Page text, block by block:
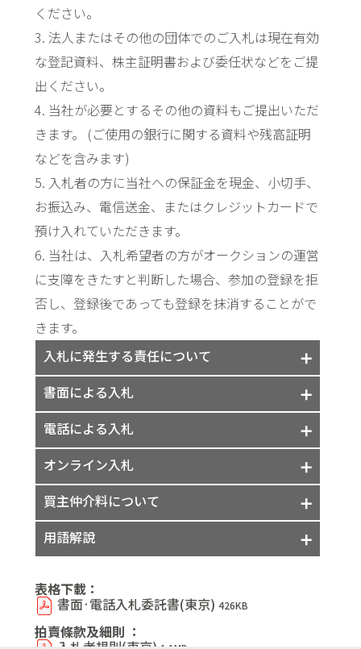
ください。
3. 法人またはその他の団体でのご入札は現在有効
な登記資料、株主証明書および委任状などをご提
出ください。
4. 当社が必要とするその他の資料もご提出いただ
きます。 (ご使用の銀行に関する資料や残高証明
などを含みます)
5. 入札者の方に当社への保証金を現金、小切手、
お振込み、電信送金、またはクレジットカードで
預け入れていただきます。
6. 当社は、入札希望者の方がオークションの運営
に支障をきたすと判断した場合、参加の登録を拒
否し、登録後であっても登録を抹消することがで
きます。
入札に発生する責任について
オークションにご参加の際には責任が
発生致します。以下の事項をご確認く
ださい。
1. 作品は現状有姿のままオークションに出
品されます。入札者は作品に関する当社の全
ての書面または口頭による説明に頼るので
はなく、事前に作品を観覧しその状態と説
2. 本規則に別途定めがある場合を除き、当
社が作品に行う全ての書面または口頭によ
書面による入札
当日ご来場いただけない方は「、書面入札
委託書」による不在入札も可能です。「書面
入札委託書」に必要事項をご記入のう え下
記宛にFAX又はご郵送ください。又、2022年
7月12日までに保証金（預託金）をお振込み
いただくほか、当社が確認できる銀行残高
12日までに当口座必着）【 保証金金額：
500萬円（金額は原則として500萬円としま
すが、競売品の予想落札額が高額である場
電話による入札
当日ご来場いただけない方は「、電話入札
委託書」による入札も可能です。「電話入札
委託書」に必要事項をご記入のうえ、下記
宛にFAX 又はご郵送ください。又、2022年7
月12日までに保証金（預託金）をお振込み
いただくほか、当社が確認できる銀行残高
証明をご提示ください。（注意：2022年7月
12日までに当口座必着）【 保証金金額：
オンライン入札
1. 入札者は、原則として、オークションの
ために直接会場に来場する必要があります。
ただし、来場できない場合には、オンライ
2. オンライン入札を通じて入札を希望する
入札者は、オークションが開催される2022
買主仲介料について
入札者は落札額に加えて、当社への手数料を
お支払いしていただく必要がおありです。
（一件につき）
用語解說
指代表本公司主持拍賣並決定落
槌的人。
表格下載：
書面·電話入札委託書(東京) 426KB
拍賣條款及細則 ：